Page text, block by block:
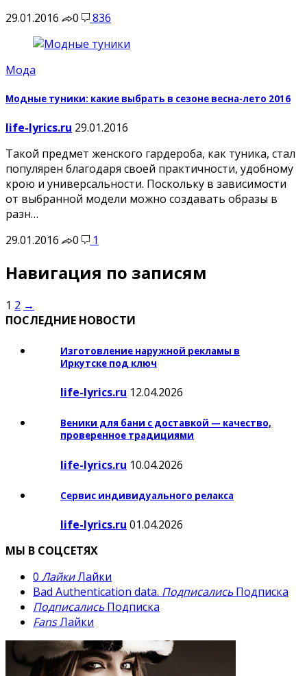
29.01.2016
0 836
Мода
Модные туники: какие выбрать в сезоне весна-лето 2016
life-lyrics.ru 29.01.2016
Такой предмет женского гардероба, как туника, стал
популярен благодаря своей практичности, удобному
крою и универсальности. Поскольку в зависимости
от выбранной модели можно создавать образы в
разн…
29.01.2016
0 1
Навигация по записям
1 2 →
ПОСЛЕДНИЕ НОВОСТИ
Изготовление наружной рекламы в
Иркутске под ключ
life-lyrics.ru 12.04.2026
Веники для бани с доставкой — качество,
проверенное традициями
life-lyrics.ru 10.04.2026
Сервис индивидуального релакса
life-lyrics.ru 01.04.2026
МЫ В СОЦСЕТЯХ
0 ЛайкиЛайки
Bad Authentication data. Подписались Подписка
Подписались Подписка
FansЛайки